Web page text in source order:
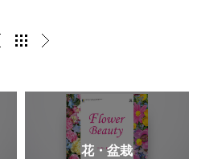
花・盆栽